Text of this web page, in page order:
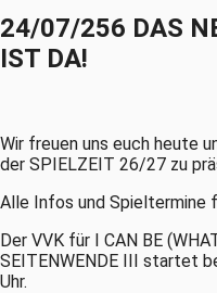
24/07/256 DAS
IST DA!
Wir freuen uns euch heute
der SPIELZEIT 26/27 zu
Alle Infos und Spieltermine
Der VVK für I CAN BE
SEITENWENDE III startet
Uhr.